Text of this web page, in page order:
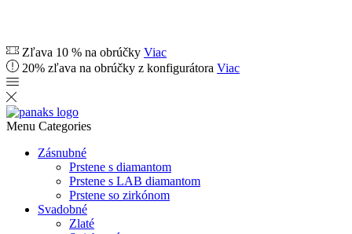
Zľava 10 % na obrúčky Viac
20% zľava na obrúčky z konfigurátora Viac
Menu Categories
Zásnubné
Prstene s diamantom
Prstene s LAB diamantom
Prstene so zirkónom
Svadobné
Zlaté